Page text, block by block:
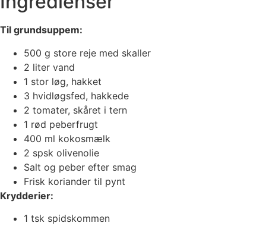
Til grundsuppem:
500 g store reje med skaller
2 liter vand
1 stor løg, hakket
3 hvidløgsfed, hakkede
2 tomater, skåret i tern
1 rød peberfrugt
400 ml kokosmælk
2 spsk olivenolie
Salt og peber efter smag
Frisk koriander til pynt
Krydderier:
1 tsk spidskommen